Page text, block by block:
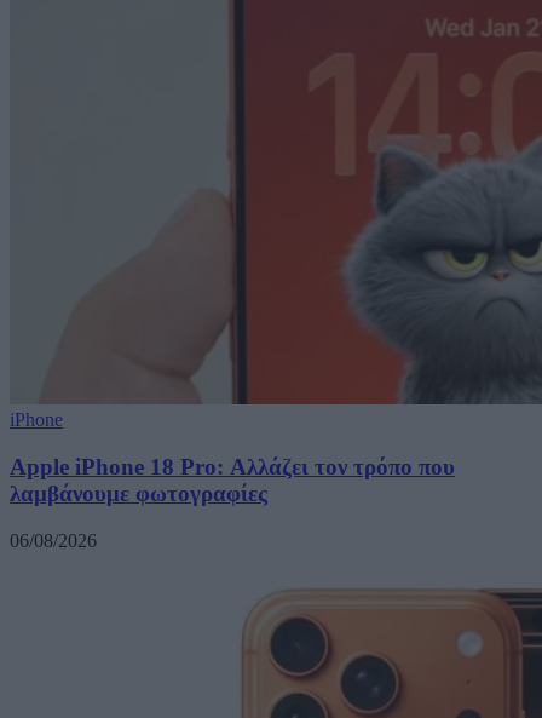
iPhone
Apple iPhone 18 Pro: Αλλάζει τον τρόπο που
λαμβάνουμε φωτογραφίες
06/08/2026